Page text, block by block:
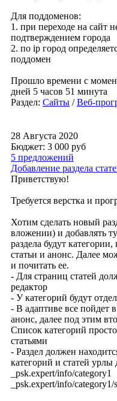
Для поддоменов:
1. при переходе на сайт
подтверждением города
2. по ip город
поддомен
Прошло времени с
дней 5 часов 51 минута
Раздел: Сайты /Веб-
28 Августа 2020
Бюджет: 3 000 руб
5 предложений
Добавление раздела
Приветствую!
Требуется верстка и
Хотим сделать новый
вложении) и добавлять
раздела будут
статьи и анонс. Далее
и почитать ее.
- Для страниц статей
редактор
- У категорий будут
- В адаптиве все пойдет
анонс, далее под этим
Список категорий
статьями
- Раздел должен
категорий и статей
_psk.expert/info/category1
_psk.expert/info/category1/